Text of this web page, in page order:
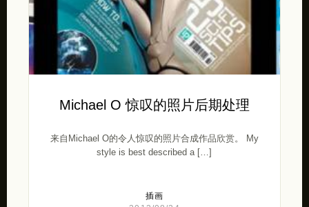
Michael O 惊叹的照片后期处理
来自Michael O的令人惊叹的照片合成作品欣赏。 My
style is best described a […]
插画